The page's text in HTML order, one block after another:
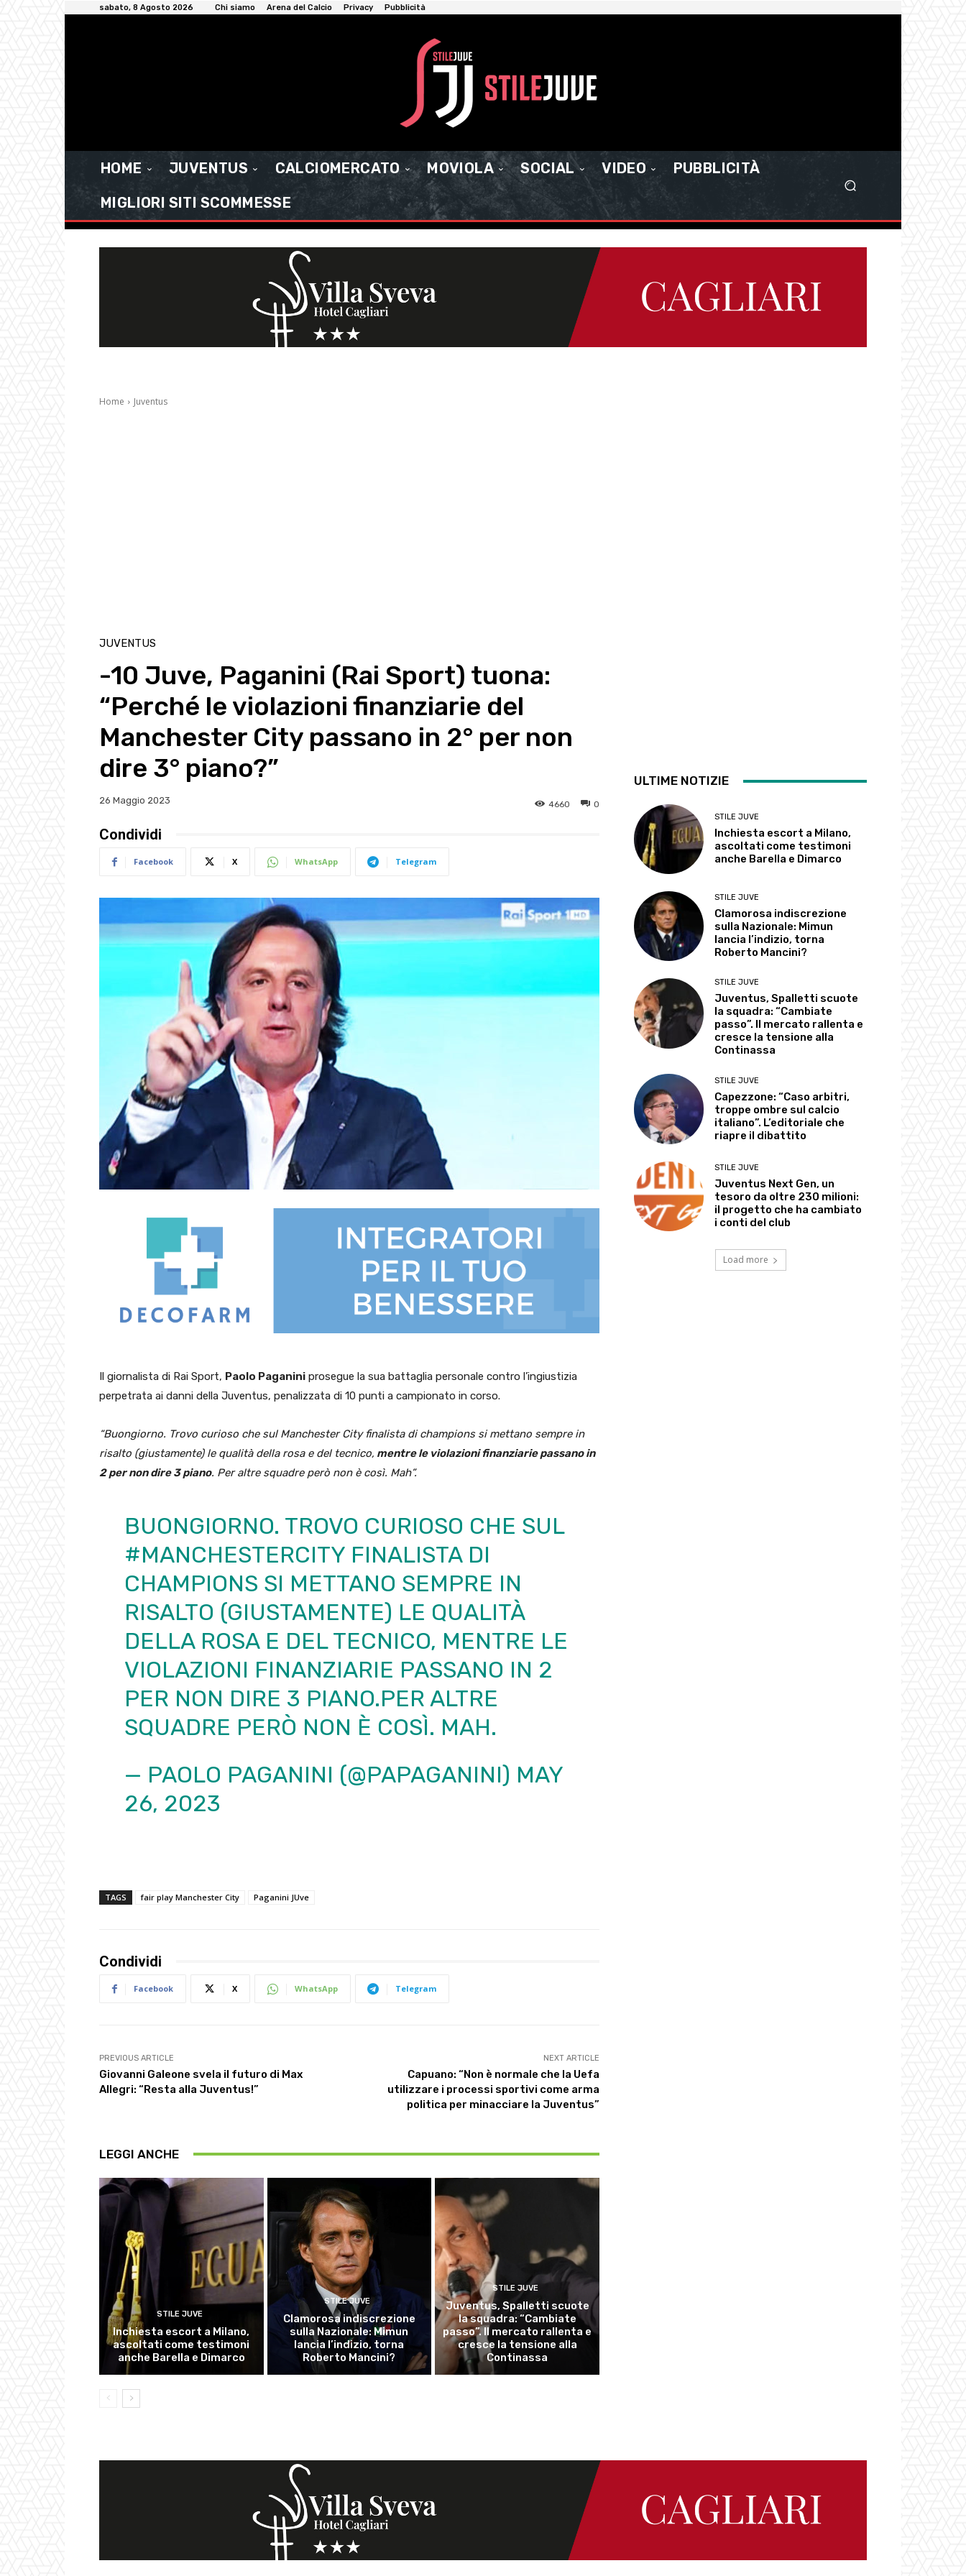
sabato, 8 Agosto 2026 Chi siamo Arena del Calcio Privacy Pubblicità
HOME JUVENTUS CALCIOMERCATO MOVIOLA SOCIAL VIDEO
PUBBLICITÀ
MIGLIORI SITI SCOMMESSE
Home Juventus
JUVENTUS
-10 Juve, Paganini (Rai Sport) tuona:
“Perché le violazioni finanziarie del
Manchester City passano in 2° per non
dire 3° piano?”
26 Maggio 2023 0
4660
Condividi
Facebook X WhatsApp Telegram
Il giornalista di Rai Sport, Paolo Paganini prosegue la sua battaglia personale contro l’ingiustizia
perpetrata ai danni della Juventus, penalizzata di 10 punti a campionato in corso.
“Buongiorno. Trovo curioso che sul Manchester City finalista di champions si mettano sempre in
risalto (giustamente) le qualità della rosa e del tecnico, mentre le violazioni finanziarie passano in
2 per non dire 3 piano. Per altre squadre però non è così. Mah”.
BUONGIORNO. TROVO CURIOSO CHE SUL
#MANCHESTERCITYFINALISTA DI
CHAMPIONS SI METTANO SEMPRE IN
RISALTO (GIUSTAMENTE) LE QUALITÀ
DELLA ROSA E DEL TECNICO, MENTRE LE
VIOLAZIONI FINANZIARIE PASSANO IN 2
PER NON DIRE 3 PIANO.PER ALTRE
SQUADRE PERÒ NON È COSÌ. MAH.
— PAOLO PAGANINI (@PAPAGANINI) MAY
26, 2023
TAGS fair play Manchester City Paganini JUve
Condividi
Facebook X WhatsApp Telegram
PREVIOUS ARTICLE
Giovanni Galeone svela il futuro di Max
Allegri: “Resta alla Juventus!”
NEXT ARTICLE
Capuano: “Non è normale che la Uefa
utilizzare i processi sportivi come arma
politica per minacciare la Juventus”
LEGGI ANCHE
STILE JUVE
Inchiesta escort a Milano,
ascoltati come testimoni
anche Barella e Dimarco
STILE JUVE
Clamorosa indiscrezione
sulla Nazionale: Mimun
lancia l’indizio, torna
Roberto Mancini?
STILE JUVE
Juventus, Spalletti scuote
la squadra: “Cambiate
passo”. Il mercato rallenta e
cresce la tensione alla
Continassa
ULTIME NOTIZIE
STILE JUVE
Inchiesta escort a Milano,
ascoltati come testimoni
anche Barella e Dimarco
STILE JUVE
Clamorosa indiscrezione
sulla Nazionale: Mimun
lancia l’indizio, torna
Roberto Mancini?
STILE JUVE
Juventus, Spalletti scuote
la squadra: “Cambiate
passo”. Il mercato rallenta e
cresce la tensione alla
Continassa
STILE JUVE
Capezzone: “Caso arbitri,
troppe ombre sul calcio
italiano”. L’editoriale che
riapre il dibattito
STILE JUVE
Juventus Next Gen, un
tesoro da oltre 230 milioni:
il progetto che ha cambiato
i conti del club
Load more